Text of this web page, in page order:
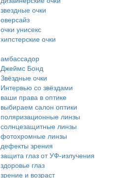
звездные очки
оверсайз
очки унисекс
хипстерские очки
амбассадор
Джеймс Бонд
Звёздные очки
Интервью со звёздами
ваши права в оптике
выбираем салон оптики
поляризационные линзы
солнцезащитные линзы
фотохромные линзы
дефекты зрения
защита глаз от УФ-излучения
здоровье глаз
зрение и возраст